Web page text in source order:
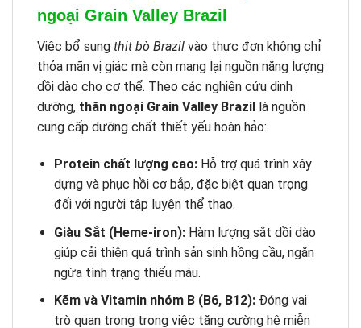
ngoại Grain Valley Brazil
Việc bổ sung thịt bò Brazil vào thực đơn không chỉ
thỏa mãn vị giác mà còn mang lại nguồn năng lượng
dồi dào cho cơ thể. Theo các nghiên cứu dinh
dưỡng, thăn ngoại Grain Valley Brazil
là nguồn
cung cấp dưỡng chất thiết yếu hoàn hảo:
Protein chất lượng cao:Hỗ trợ quá trình xây
dựng và phục hồi cơ bắp, đặc biệt quan trọng
đối với người tập luyện thể thao.
Giàu Sắt (Heme-iron):Hàm lượng sắt dồi dào
giúp cải thiện quá trình sản sinh hồng cầu, ngăn
ngừa tình trạng thiếu máu.
Kẽm và Vitamin nhóm B (B6, B12):Đóng vai
trò quan trọng trong việc tăng cường hệ miễn